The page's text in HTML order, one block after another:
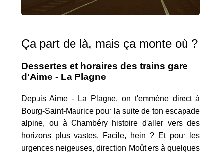
Ça part de là, mais ça monte où ?
Dessertes et horaires des trains gare
d'Aime - La Plagne
Depuis Aime - La Plagne, on t'emmène direct à
Bourg-Saint-Maurice pour la suite de ton escapade
alpine, ou à Chambéry histoire d'aller vers des
horizons plus vastes. Facile, hein ? Et pour les
urgences neigeuses, direction Moûtiers à quelques